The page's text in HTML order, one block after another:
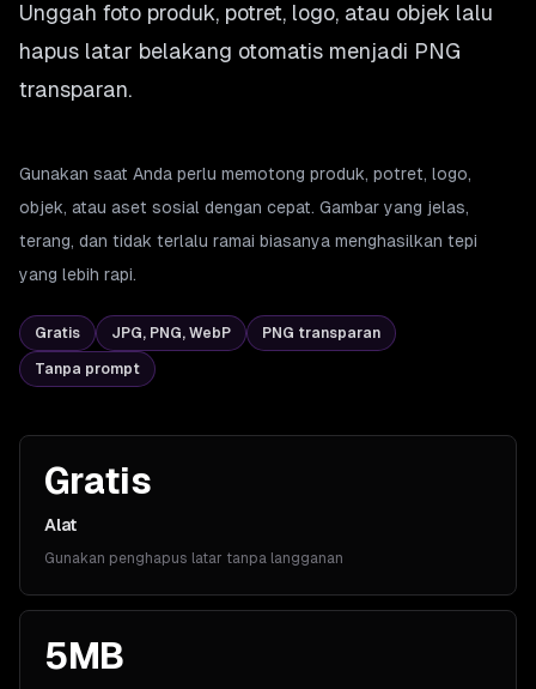
Unggah foto produk, potret, logo, atau objek lalu
hapus latar belakang otomatis menjadi PNG
transparan.
Gunakan saat Anda perlu memotong produk, potret, logo,
objek, atau aset sosial dengan cepat. Gambar yang jelas,
terang, dan tidak terlalu ramai biasanya menghasilkan tepi
yang lebih rapi.
Gratis JPG, PNG, WebP PNG transparan
Tanpa prompt
Gratis
Alat
Gunakan penghapus latar tanpa langganan
5MB